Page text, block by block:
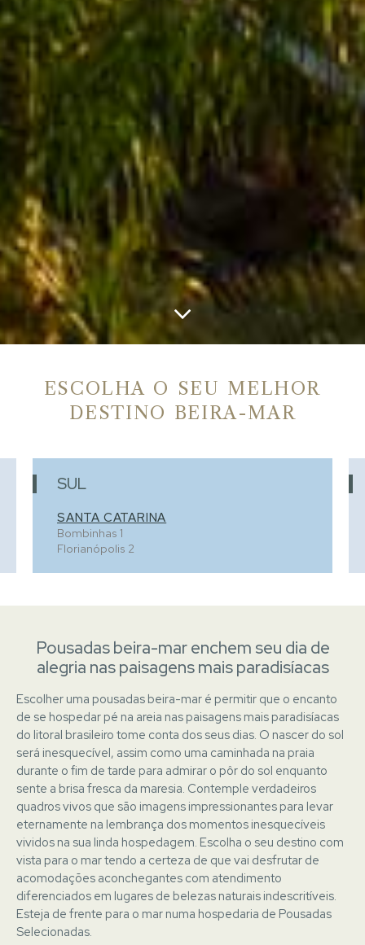
ESCOLHA O SEU MELHOR
DESTINO BEIRA-MAR
SUL
SANTA CATARINA
Bombinhas 1
Florianópolis 2
Pousadas beira-mar enchem seu dia de
alegria nas paisagens mais paradisíacas
Escolher uma pousadas beira-mar é permitir que o encanto
de se hospedar pé na areia nas paisagens mais paradisíacas
do litoral brasileiro tome conta dos seus dias. O nascer do sol
será inesquecível, assim como uma caminhada na praia
durante o fim de tarde para admirar o pôr do sol enquanto
sente a brisa fresca da maresia. Contemple verdadeiros
quadros vivos que são imagens impressionantes para levar
eternamente na lembrança dos momentos inesquecíveis
vividos na sua linda hospedagem. Escolha o seu destino com
vista para o mar tendo a certeza de que vai desfrutar de
acomodações aconchegantes com atendimento
diferenciados em lugares de belezas naturais indescritíveis.
Esteja de frente para o mar numa hospedaria de Pousadas
Selecionadas.